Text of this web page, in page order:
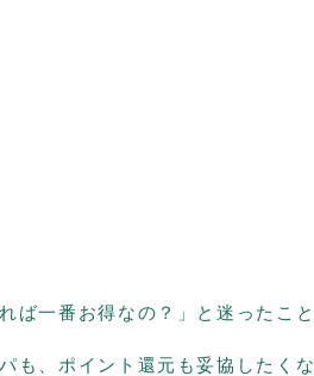
ば一番お得なの？」と迷ったこと
も、ポイント還元も妥協したくな